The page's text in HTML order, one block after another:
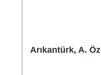
Arıkantürk, A.